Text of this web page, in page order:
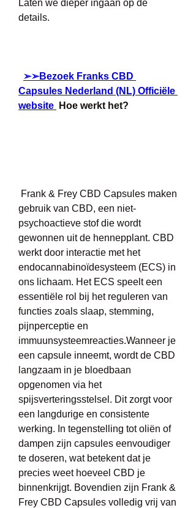
Laten we dieper ingaan op de
details.
➢➢Bezoek Franks CBD
Capsules Nederland (NL) Officiële
website
Hoe werkt het?
gebruik van CBD, een niet-
psychoactieve stof die wordt
gewonnen uit de hennepplant. CBD
werkt door interactie met het
endocannabinoïdesysteem (ECS) in
ons lichaam. Het ECS speelt een
essentiële rol bij het reguleren van
functies zoals slaap, stemming,
pijnperceptie en
immuunsysteemreacties.Wanneer je
een capsule inneemt, wordt de CBD
langzaam in je bloedbaan
opgenomen via het
spijsverteringsstelsel. Dit zorgt voor
een langdurige en consistente
werking. In tegenstelling tot oliën of
dampen zijn capsules eenvoudiger
te doseren, wat betekent dat je
precies weet hoeveel CBD je
binnenkrijgt. Bovendien zijn Frank &
Frey CBD Capsules volledig vrij van